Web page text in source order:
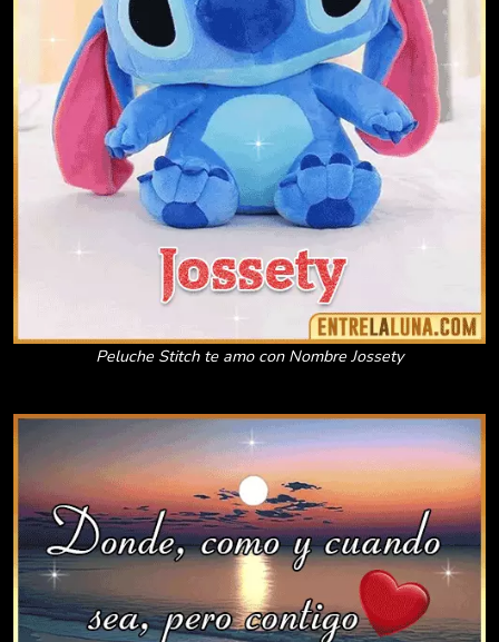
Peluche Stitch te amo con Nombre Jossety